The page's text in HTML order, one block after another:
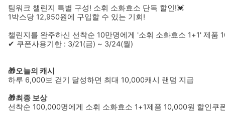
팀워크 챌린지 특별 구성! 소휘 소화효소 단독 할인!💓
1박스당 12,950원에 구입할 수 있는 기회!
챌린지를 완주하신 선착순 10만명에게 '소휘 소화효소 1+1' 제
✔ 쿠폰사용기한 : 3/21(금) ~ 3/24(월)
🎁오늘의 캐시
하루 6,000보 걷기 달성하면 최대 10,000캐시 랜덤 지급
🎁최종 보상
선착순 100,000명에게 소휘 소화효소 1+1제품 10,000원 할인쿠